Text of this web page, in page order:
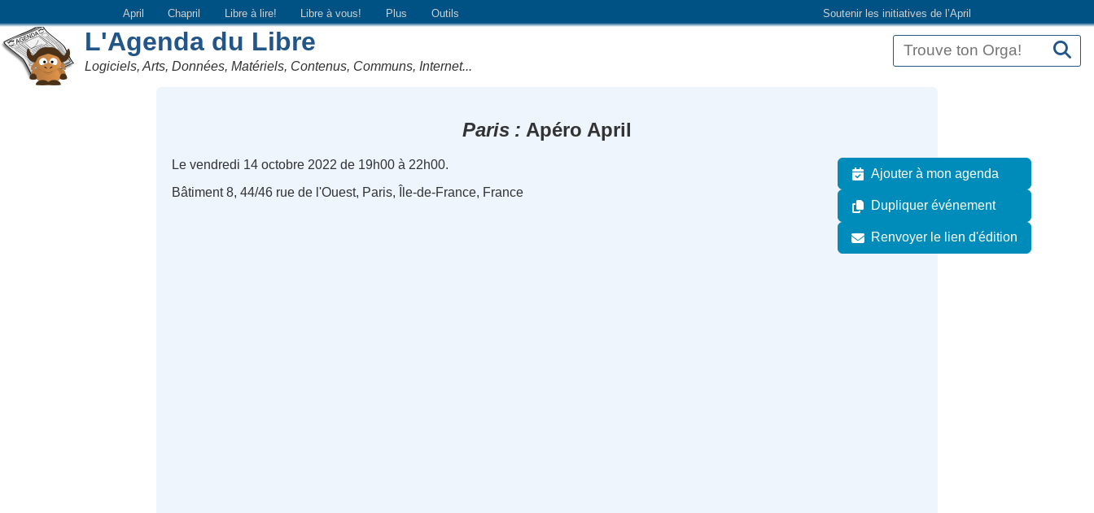
Soutenir les initiatives de l’April
April Chapril Libre à lire! Libre à vous! Plus Outils
L'Agenda du Libre
Logiciels, Arts, Données, Matériels, Contenus, Communs, Internet...
Paris Apéro April
Ajouter à mon agenda
Dupliquer événement
Renvoyer le lien d'édition
Le vendredi 14 octobre 2022 de 19h00 à 22h00.
Bâtiment 8, 44/46 rue de l'Ouest, Paris, Île-de-France, France